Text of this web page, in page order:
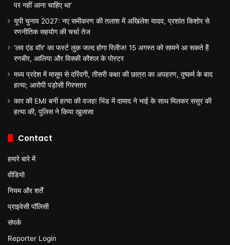
पर नहीं आना चाहिए था’
यूपी चुनाव 2027: नए समीकरण की तलाश में अखिलेश यादव, प्रशांत किशोर से
रणनीतिक सहयोग की चर्चा तेज
‘लव एंड वॉर’ का फर्स्ट लुक जल्द होगा रिलीज! 15 अगस्त को सामने आ सकते हैं
रणबीर, आलिया और विक्की कौशल के पोस्टर
मध्य प्रदेश में मासूम से दरिंदगी, तीसरी कक्षा की छात्रा का अपहरण, दुष्कर्म के बाद
हत्या; आरोपी पड़ोसी गिरफ्तार
कार की EMI बनी हत्या की वजह! भिंड में दामाद ने भाई के साथ मिलकर ससुर की
हत्या की, पुलिस ने किया खुलासा
Contact
हमारे बारे में
वीडियो
नियम और शर्तें
प्राइवेसी पॉलिसी
संपर्क
Reporter Login